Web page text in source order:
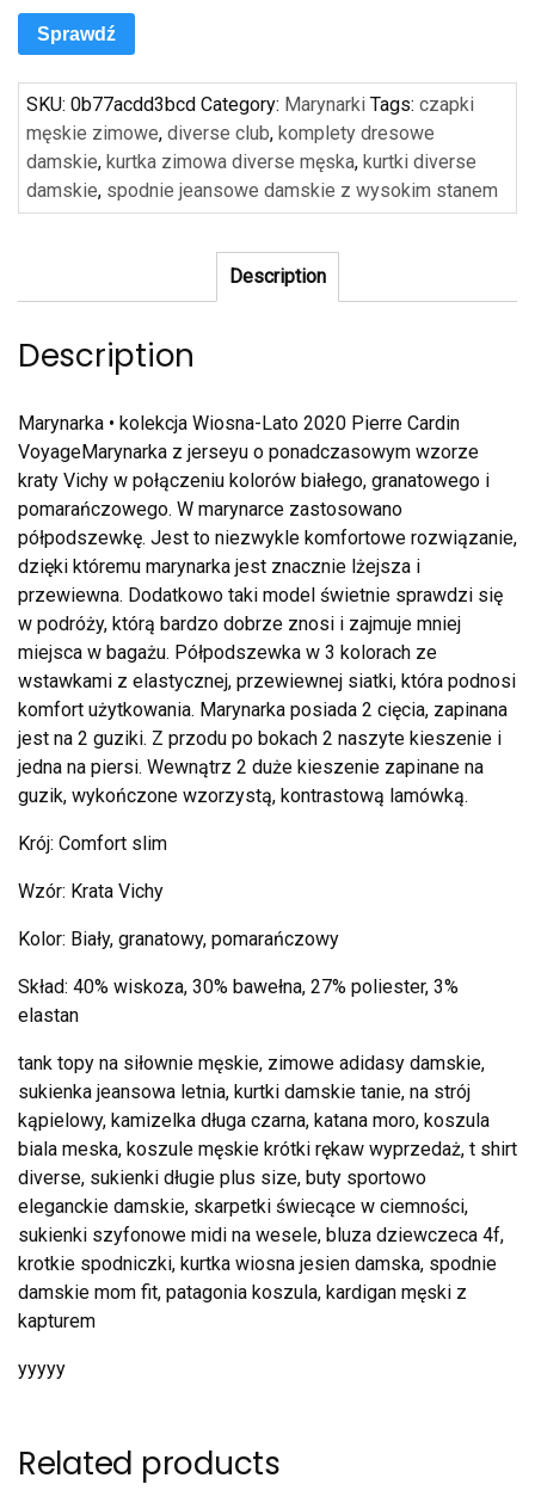
Sprawdź
SKU: 0b77acdd3bcd Category: Marynarki Tags: czapki
męskie zimowe, diverse club, komplety dresowe
damskie, kurtka zimowa diverse męska, kurtki diverse
damskie, spodnie jeansowe damskie z wysokim stanem
Description
Description
Marynarka • kolekcja Wiosna-Lato 2020 Pierre Cardin
VoyageMarynarka z jerseyu o ponadczasowym wzorze
kraty Vichy w połączeniu kolorów białego, granatowego i
pomarańczowego. W marynarce zastosowano
półpodszewkę. Jest to niezwykle komfortowe rozwiązanie,
dzięki któremu marynarka jest znacznie lżejsza i
przewiewna. Dodatkowo taki model świetnie sprawdzi się
w podróży, którą bardzo dobrze znosi i zajmuje mniej
miejsca w bagażu. Półpodszewka w 3 kolorach ze
wstawkami z elastycznej, przewiewnej siatki, która podnosi
komfort użytkowania. Marynarka posiada 2 cięcia, zapinana
jest na 2 guziki. Z przodu po bokach 2 naszyte kieszenie i
jedna na piersi. Wewnątrz 2 duże kieszenie zapinane na
guzik, wykończone wzorzystą, kontrastową lamówką.
Krój: Comfort slim
Wzór: Krata Vichy
Kolor: Biały, granatowy, pomarańczowy
Skład: 40% wiskoza, 30% bawełna, 27% poliester, 3%
elastan
tank topy na siłownie męskie, zimowe adidasy damskie,
sukienka jeansowa letnia, kurtki damskie tanie, na strój
kąpielowy, kamizelka długa czarna, katana moro, koszula
biala meska, koszule męskie krótki rękaw wyprzedaż, t shirt
diverse, sukienki długie plus size, buty sportowo
eleganckie damskie, skarpetki świecące w ciemności,
sukienki szyfonowe midi na wesele, bluza dziewczeca 4f,
krotkie spodniczki, kurtka wiosna jesien damska, spodnie
damskie mom fit, patagonia koszula, kardigan męski z
kapturem
yyyyy
Related products